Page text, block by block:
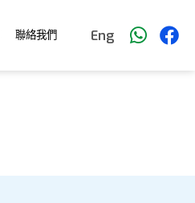
聯絡我們 Eng